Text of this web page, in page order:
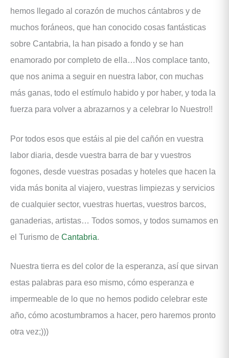
hemos llegado al corazón de muchos cántabros y de
muchos foráneos, que han conocido cosas fantásticas
sobre Cantabria, la han pisado a fondo y se han
enamorado por completo de ella…Nos complace tanto,
que nos anima a seguir en nuestra labor, con muchas
más ganas, todo el estímulo habido y por haber, y toda la
fuerza para volver a abrazarnos y a celebrar lo Nuestro!!
Por todos esos que estáis al pie del cañón en vuestra
labor diaria, desde vuestra barra de bar y vuestros
fogones, desde vuestras posadas y hoteles que hacen la
vida más bonita al viajero, vuestras limpiezas y servicios
de cualquier sector, vuestras huertas, vuestros barcos,
ganaderias, artistas… Todos somos, y todos sumamos en
el Turismo de Cantabria.
Nuestra tierra es del color de la esperanza, así que sirvan
estas palabras para eso mismo, cómo esperanza e
impermeable de lo que no hemos podido celebrar este
año, cómo acostumbramos a hacer, pero haremos pronto
otra vez;)))